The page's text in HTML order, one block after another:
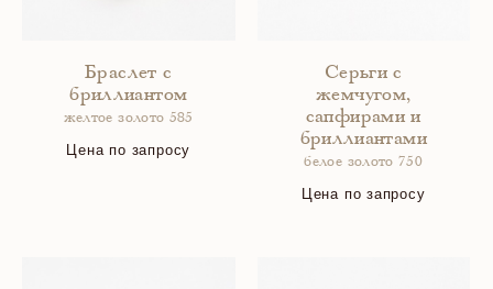
Браслет с
бриллиантом
желтое золото 585
Цена по запросу
Серьги с
жемчугом,
сапфирами и
бриллиантами
белое золото 750
Цена по запросу